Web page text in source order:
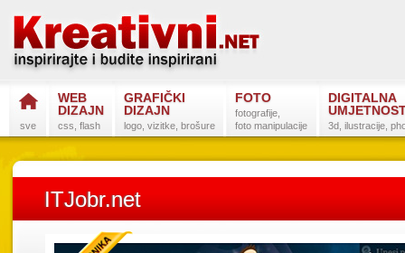
sve
WEB
DIZAJN
css, flash
GRAFIČKI
DIZAJN
logo, vizitke, brošure
FOTO
fotografije,
foto manipulacije
DIGITALNA
3d, ilustracije,
ITJobr.net